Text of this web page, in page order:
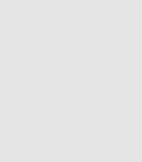
Pochopiť cieľové skupiny na základe